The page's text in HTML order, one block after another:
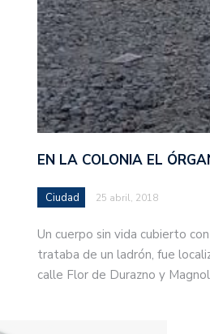
EN LA COLONIA EL
Ciudad 25 abril, 2018
Un cuerpo sin vida cubierto
trataba de un ladrón, fue
calle Flor de Durazno y